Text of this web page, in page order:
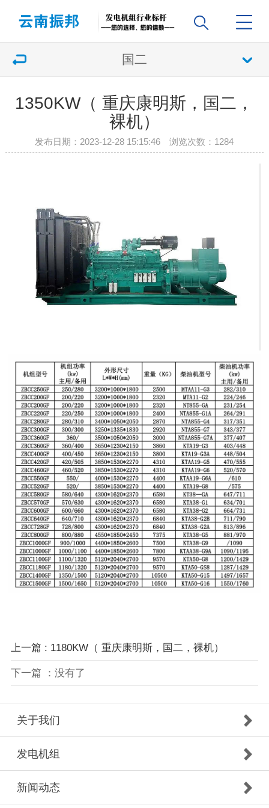
国二
1350KW（ 重庆康明斯，国二，
裸机）
发布日期：2023-12-28 15:15:46 浏览次数： 1284
上一篇 : 1180KW（ 重庆康明斯，国二，裸机）
下一篇 ：没有了
关于我们
发电机组
新闻动态